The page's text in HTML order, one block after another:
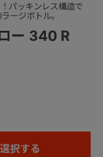
ー 340 R
パッキンレス構造で
ージボトル。
択する